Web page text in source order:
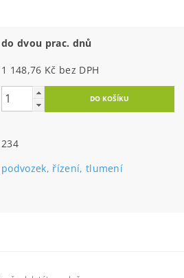
do dvou prac. dnů
1 148,76 Kč bez DPH
234
podvozek, řízení, tlumení